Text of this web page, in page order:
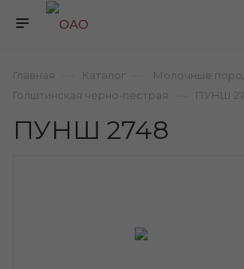
Главная Каталог Молочные
Голштинская черно-пестрая ПУНШ
ПУНШ 2748